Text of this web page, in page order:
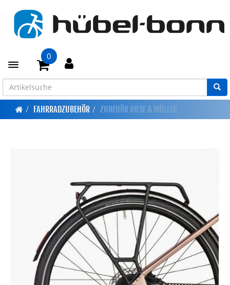
Toggle navigation
0
FAHRRADZUBEHÖR ZUBEHÖR RIESE & MÜLLER